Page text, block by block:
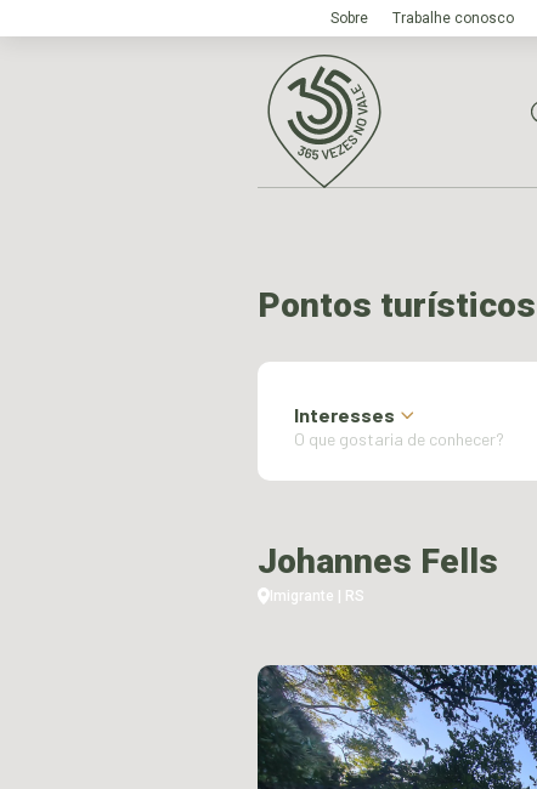
Sobre Trabalhe conosco
Pontos turísticos
Interesses
Johannes Fells
Imigrante | RS